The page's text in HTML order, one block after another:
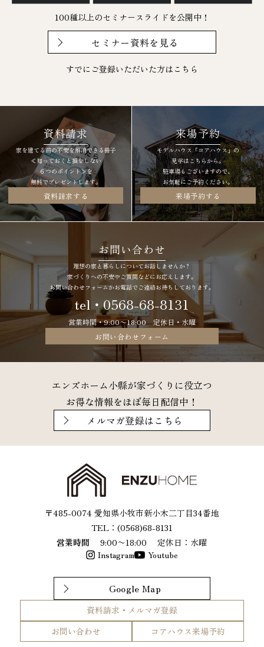
100種以上のセミナースライドを公開中！
セミナー資料を見る
すでにご登録いただいた方は こちら
資料請求
家を建てる前の不安を解消できる冊子
≪知っておくと損をしない
６つのポイント≫を
無料でプレゼントします。
資料請求する
お問い合わせ
理想の家と暮らしについてお話しませんか？
家づくりへの不安やご質問などにお応えします。
お問い合わせフォームかお電話でご連絡お待ちしております。
tel・0568-68-8131
営業時間・9:00〜18:00 定休日・水曜
お問い合わせフォーム
来場予約
モデルハウス「コアハウス」の
見学はこちらから。
駐車場もございますので、
お気軽にご予約ください。
来場予約する
エンズホーム小縣が家づくりに役立つ
お得な情報をほぼ毎日配信中！
メルマガ登録はこちら
〒485-0074 愛知県小牧市新小木二丁目34番地
TEL：(0568)68-8131
営業時間
9:00〜18:00
定休日：水曜
Instagram
Youtube
Google Map
資料請求・メルマガ登録
お問い合わせ
コアハウス来場予約